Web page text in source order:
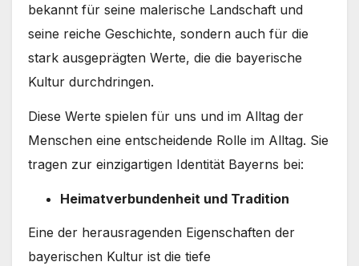
bekannt für seine malerische Landschaft und
seine reiche Geschichte, sondern auch für die
stark ausgeprägten Werte, die die bayerische
Kultur durchdringen.
Diese Werte spielen für uns und im Alltag der
Menschen eine entscheidende Rolle im Alltag. Sie
tragen zur einzigartigen Identität Bayerns bei:
Heimatverbundenheit und Tradition
Eine der herausragenden Eigenschaften der
bayerischen Kultur ist die tiefe